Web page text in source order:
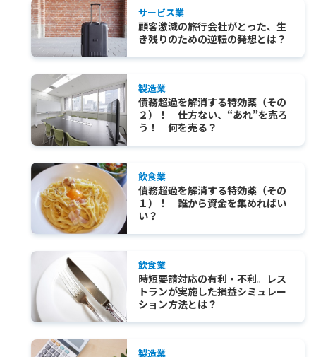
サービス業
顧客激減の旅行会社がとった、生
き残りのための逆転の発想とは？
製造業
債務超過を解消する特効薬（その
２）！ 仕方ない、“あれ”を売ろ
う！ 何を売る？
飲食業
債務超過を解消する特効薬（その
１）！ 誰から資金を集めればい
い？
飲食業
時短要請対応の有利・不利。レス
トランが実施した損益シミュレー
ション方法とは？
製造業